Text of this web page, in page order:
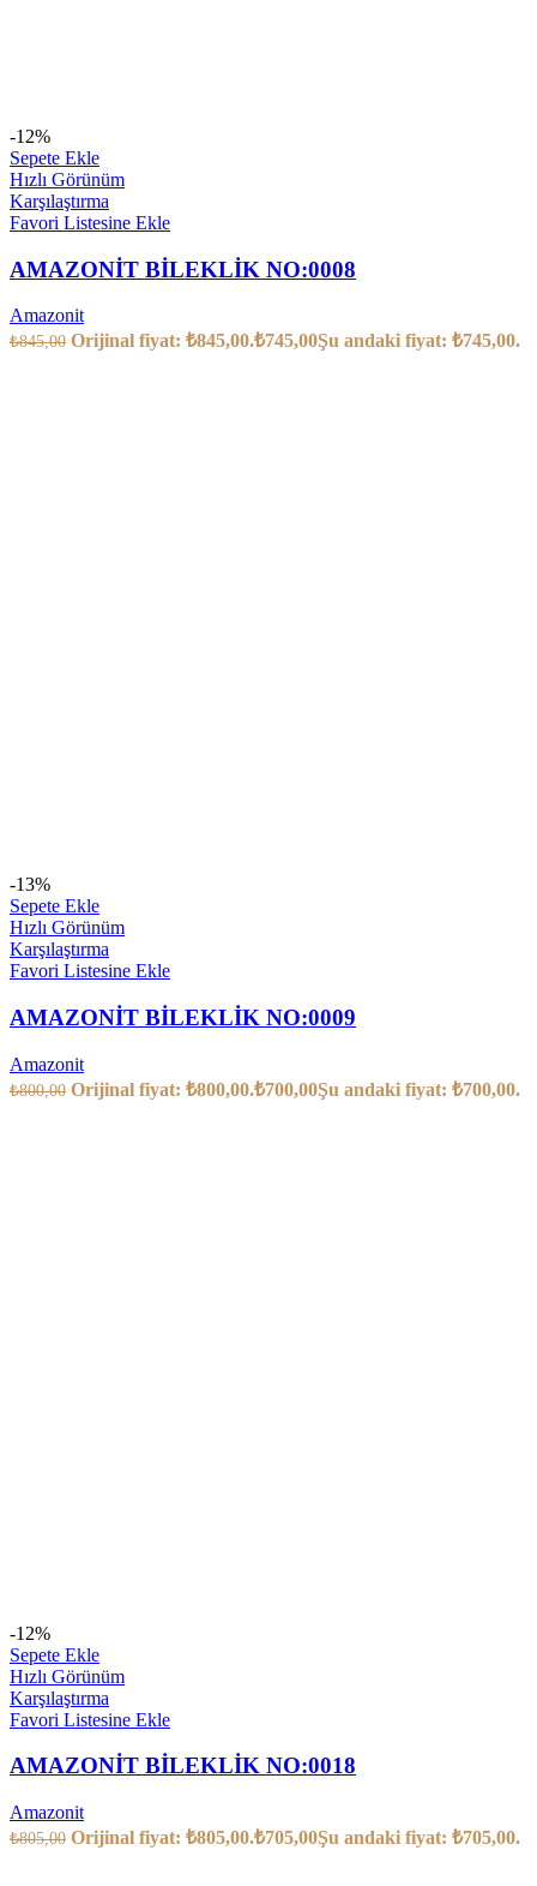
-12%
Sepete Ekle
Hızlı Görünüm
Karşılaştırma
Favori Listesine Ekle
AMAZONİT BİLEKLİK NO:0008
Amazonit
₺845,00 Orijinal fiyat: ₺845,00.₺745,00Şu andaki fiyat: ₺745,00.
-13%
Sepete Ekle
Hızlı Görünüm
Karşılaştırma
Favori Listesine Ekle
AMAZONİT BİLEKLİK NO:0009
Amazonit
₺800,00 Orijinal fiyat: ₺800,00.₺700,00Şu andaki fiyat: ₺700,00.
-12%
Sepete Ekle
Hızlı Görünüm
Karşılaştırma
Favori Listesine Ekle
AMAZONİT BİLEKLİK NO:0018
Amazonit
₺805,00 Orijinal fiyat: ₺805,00.₺705,00Şu andaki fiyat: ₺705,00.